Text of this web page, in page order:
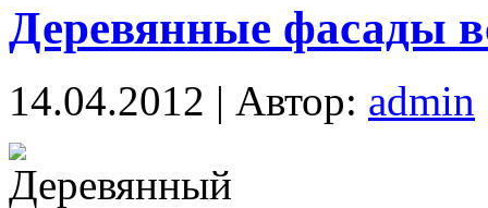
Деревянные фасады
14.04.2012 | Автор: admin